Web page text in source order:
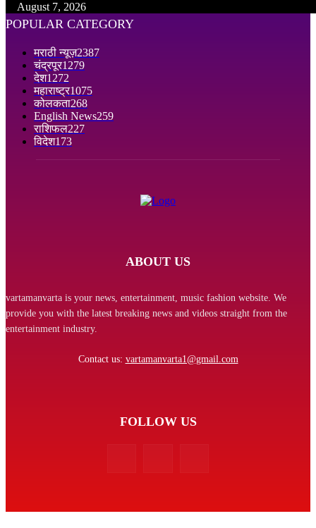
August 7, 2026
POPULAR CATEGORY
मराठी न्यूज़2387
चंद्रपूर1279
देश1272
महाराष्ट्र1075
कोलकता268
English News259
राशिफल227
विदेश173
ABOUT US
vartamanvarta is your news, entertainment, music fashion website. We
provide you with the latest breaking news and videos straight from the
entertainment industry.
Contact us: vartamanvarta1@gmail.com
FOLLOW US